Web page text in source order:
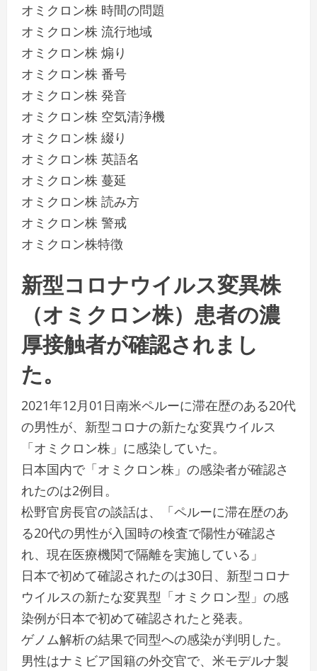
オミクロン株 時間の問題
オミクロン株 流行地域
オミクロン株 煽り
オミクロン株 番号
オミクロン株 発音
オミクロン株 空気清浄機
オミクロン株 綴り
オミクロン株 英語名
オミクロン株 蔓延
オミクロン株 読み方
オミクロン株 警戒
オミクロン株特徴
新型コロナウイルス変異株
（オミクロン株）患者の濃
厚接触者が確認されまし
た。
2021年12月01日南米ペルーに滞在歴のある20代
の男性が、新型コロナの新たな変異ウイルス
「オミクロン株」に感染していた。
日本国内で「オミクロン株」の感染者が確認さ
れたのは2例目。
松野官房長官の談話は、「ペルーに滞在歴のあ
る20代の男性が入国時の検査で陽性が確認さ
れ、現在医療機関で隔離を実施している」
日本で初めて確認されたのは30日、新型コロナ
ウイルスの新たな変異型「オミクロン型」の感
染例が日本で初めて確認されたと発表。
ゲノム解析の結果で同型への感染が判明した。
男性はナミビア国籍の外交官で、米モデルナ製